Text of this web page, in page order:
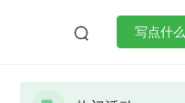
 写点什么